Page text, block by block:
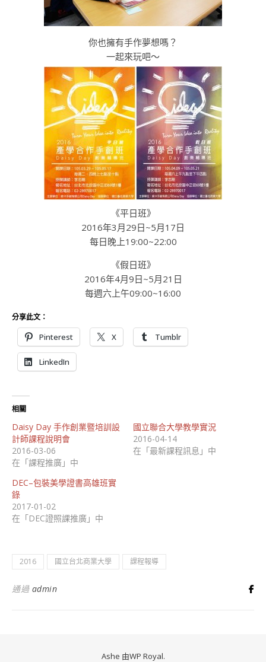
你也擁有手作夢想嗎？
一起來玩吧～
《平日班》
2016年3月29日~5月17日
每日晚上19:00~22:00
《假日班》
2016年4月9日~5月21日
每週六上午09:00~16:00
分享此文：
Pinterest X Tumblr
LinkedIn
相關
Daisy Day 手作創業暨培訓設
計師課程說明會
2016-03-06
在「課程推廣」中
國立聯合大學教學實況
2016-04-14
在「最新課程訊息」中
DEC–包裝美學證書高雄班實
錄
2017-01-02
在「DEC證照課推廣」中
2016 國立台北商業大學 課程報導
通過 admin
Ashe 由WP Royal.